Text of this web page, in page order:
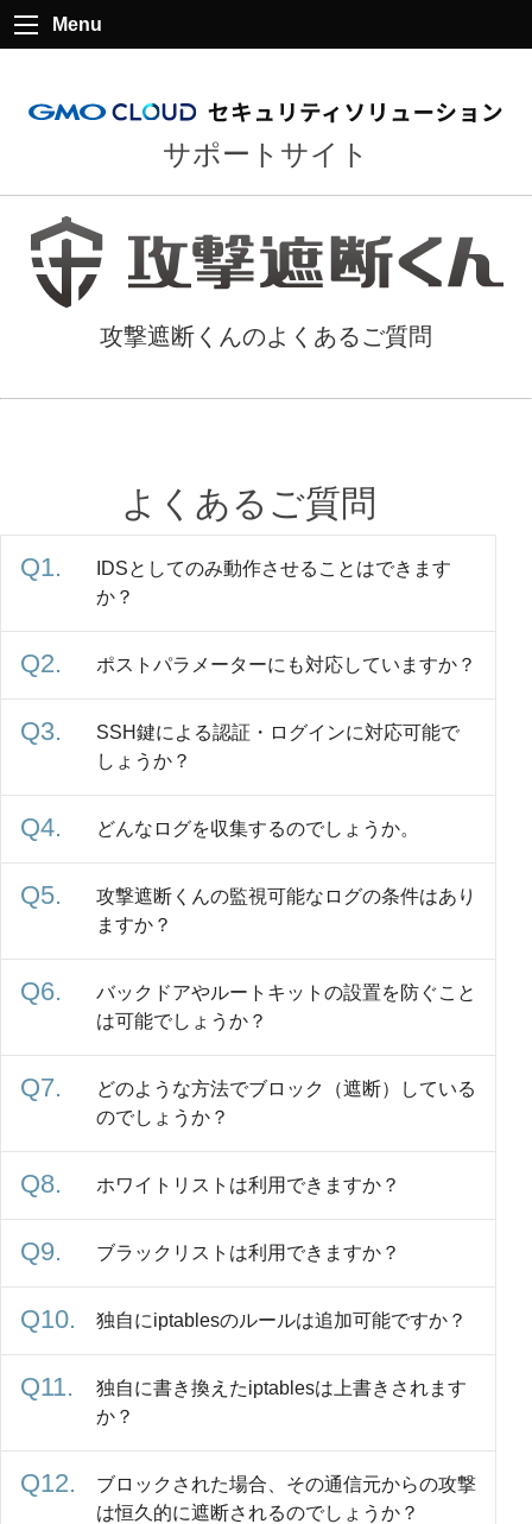
Menu
サポートサイト
攻撃遮断くんのよくあるご質問
よくあるご質問
IDSとしてのみ動作させることはできます
か？
ポストパラメーターにも対応していますか？
SSH鍵による認証・ログインに対応可能で
しょうか？
どんなログを収集するのでしょうか。
攻撃遮断くんの監視可能なログの条件はあり
ますか？
バックドアやルートキットの設置を防ぐこと
は可能でしょうか？
どのような方法でブロック（遮断）している
のでしょうか？
ホワイトリストは利用できますか？
ブラックリストは利用できますか？
独自にiptablesのルールは追加可能ですか？
独自に書き換えたiptablesは上書きされます
か？
ブロックされた場合、その通信元からの攻撃
は恒久的に遮断されるのでしょうか？